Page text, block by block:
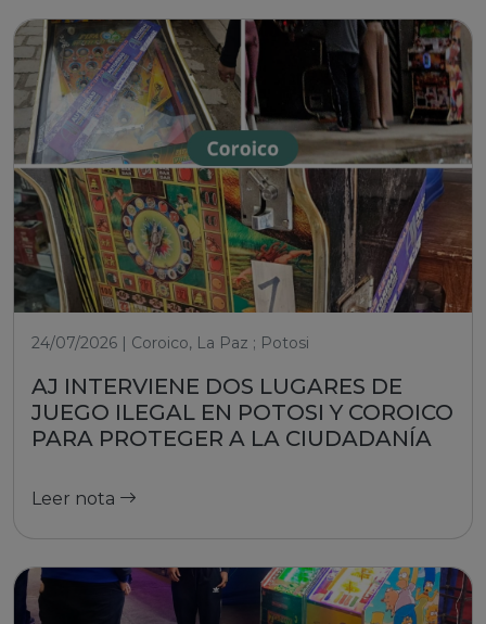
24/07/2026 | Coroico, La Paz ; Potosi
AJ INTERVIENE DOS LUGARES DE
JUEGO ILEGAL EN POTOSI Y COROICO
PARA PROTEGER A LA CIUDADANÍA
Leer nota